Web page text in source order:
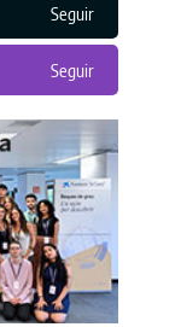
Seguir
Seguir